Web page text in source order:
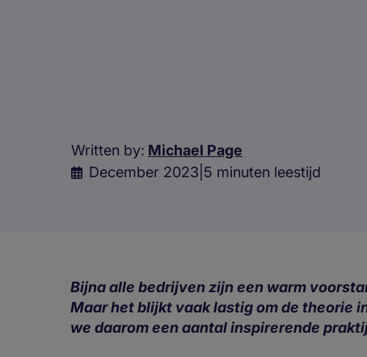
Written by: Michael Page
December 2023 5 minuten leestijd
Bijna alle bedrijven zijn een warm
Maar het blijkt vaak lastig om de theorie
we daarom een aantal inspirerende